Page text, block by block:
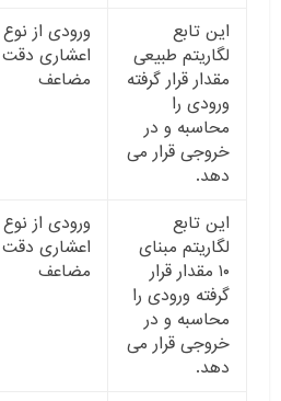
این تابع
لگاریتم طبیعی
مقدار قرار گرفته
ورودی را
محاسبه و در
خروجی قرار می
دهد.
ورودی از نوع
اعشاری دقت
مضاعف
این تابع
لگاریتم مبنای
۱۰ مقدار قرار
گرفته ورودی را
محاسبه و در
خروجی قرار می
دهد.
ورودی از نوع
اعشاری دقت
مضاعف